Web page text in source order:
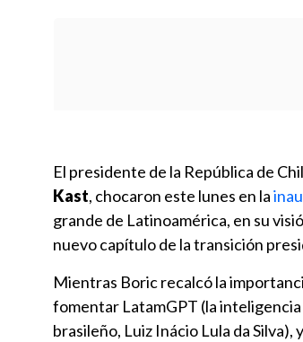
El presidente de la República de
Kast, chocaron este lunes en la
grande de Latinoamérica, en su
nuevo capítulo de la transición
Mientras Boric recalcó la
fomentar LatamGPT (la
brasileño, Luiz Inácio Lula da